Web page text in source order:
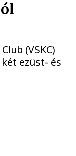
(VSKC)
ezüst- és